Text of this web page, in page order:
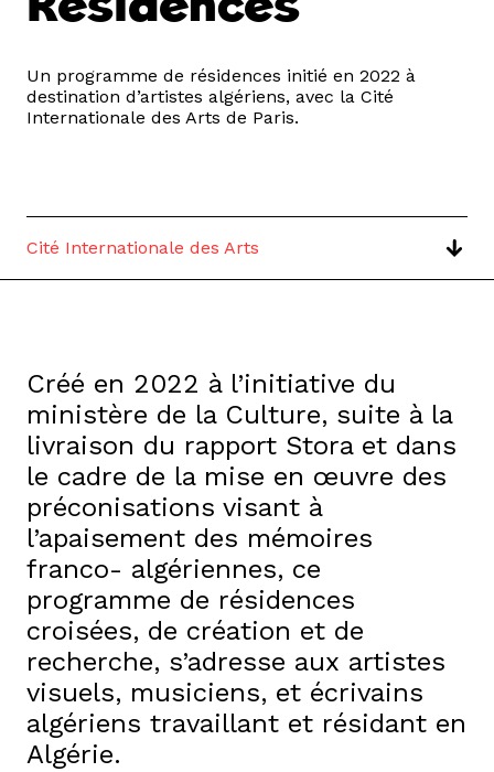
Un programme de résidences initié en 2022 à
destination d’artistes algériens, avec la Cité
Internationale des Arts de Paris.
Cité Internationale des Arts
Créé en 2022 à l’initiative du
ministère de la Culture, suite à la
livraison du rapport Stora et dans
le cadre de la mise en œuvre des
préconisations visant à
l’apaisement des mémoires
franco- algériennes, ce
programme de résidences
croisées, de création et de
recherche, s’adresse aux artistes
visuels, musiciens, et écrivains
algériens travaillant et résidant en
Algérie.